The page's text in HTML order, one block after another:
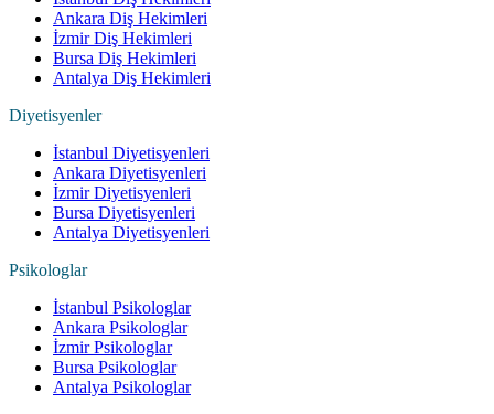
Ankara Diş Hekimleri
İzmir Diş Hekimleri
Bursa Diş Hekimleri
Antalya Diş Hekimleri
Diyetisyenler
İstanbul Diyetisyenleri
Ankara Diyetisyenleri
İzmir Diyetisyenleri
Bursa Diyetisyenleri
Antalya Diyetisyenleri
Psikologlar
İstanbul Psikologlar
Ankara Psikologlar
İzmir Psikologlar
Bursa Psikologlar
Antalya Psikologlar